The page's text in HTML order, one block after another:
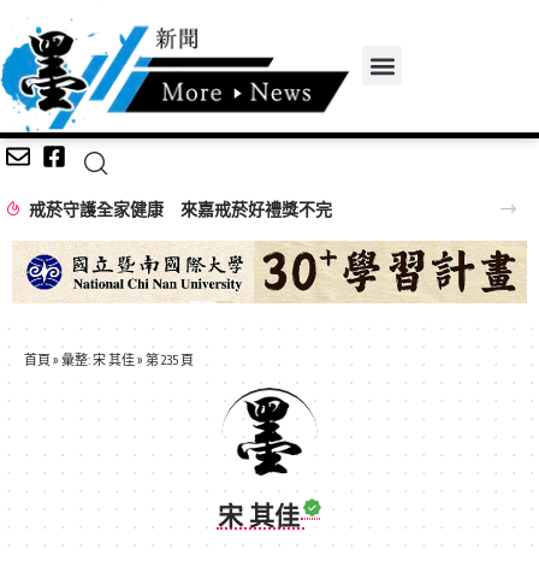
戒菸守護全家健康 來嘉戒菸好禮獎不完
首頁 » 彙整: 宋 其佳» 第 235 頁
宋 其佳